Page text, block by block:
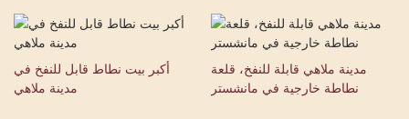
أكبر بيت نطاط قابل للنفخ في
مدينة ملاهي
مدينة ملاهي قابلة للنفخ، قلعة
نطاطة خارجية في مانشستر